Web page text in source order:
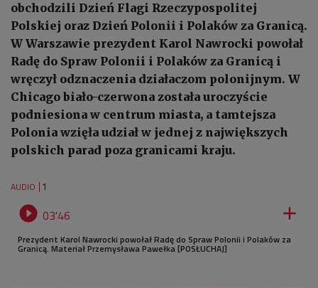
obchodzili Dzień Flagi Rzeczypospolitej
Polskiej oraz Dzień Polonii i Polaków za Granicą.
W Warszawie prezydent Karol Nawrocki powołał
Radę do Spraw Polonii i Polaków za Granicą i
wręczył odznaczenia działaczom polonijnym. W
Chicago biało-czerwona została uroczyście
podniesiona w centrum miasta, a tamtejsza
Polonia wzięła udział w jednej z największych
polskich parad poza granicami kraju.
AUDIO 1
 03'46 
Prezydent Karol Nawrocki powołał Radę do Spraw Polonii i Polaków za
Granicą. Materiał Przemysława Pawełka [POSŁUCHAJ]